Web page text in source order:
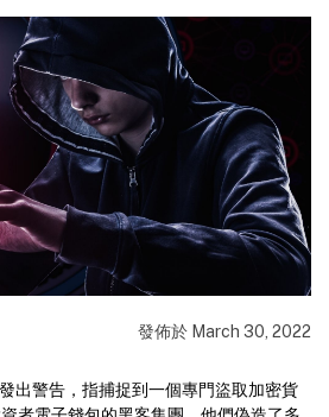
發佈於 March 30, 2022
出警告，指捕捉到一個專門盜取加密貨